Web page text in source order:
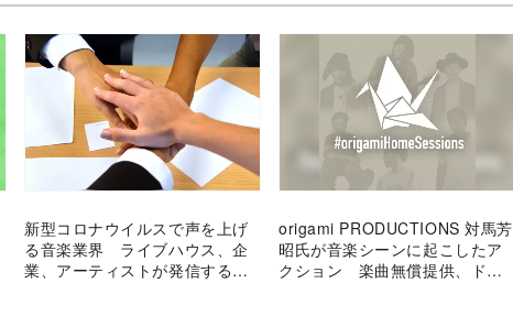
新型コロナウイルスで声を上げ
る音楽業界 ライブハウス、企
業、アーティストが発信するそ
origami PRODUCTIONS 対馬芳
昭氏が音楽シーンに起こしたア
クション 楽曲無償提供、ドネ